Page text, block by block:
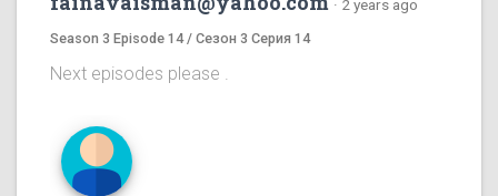
· 2 years ago
Season 3 Episode 14 / Сезон 3 Серия 14
Next episodes please .